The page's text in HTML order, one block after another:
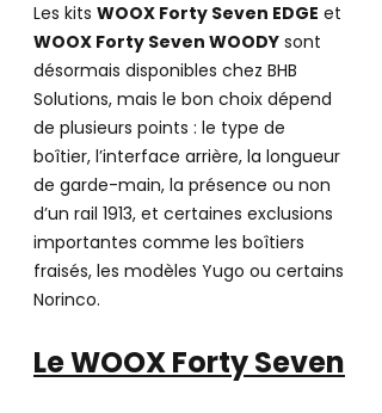
Les kits WOOX Forty Seven EDGE et
WOOX Forty Seven WOODY sont
désormais disponibles chez BHB
Solutions, mais le bon choix dépend
de plusieurs points : le type de
boîtier, l’interface arrière, la longueur
de garde-main, la présence ou non
d’un rail 1913, et certaines exclusions
importantes comme les boîtiers
fraisés, les modèles Yugo ou certains
Norinco.
Le WOOX Forty Seven